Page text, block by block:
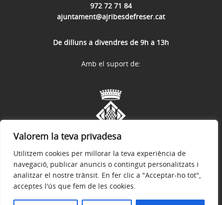
Valorem la teva privadesa
Utilitzem cookies per millorar la teva experiència de
navegació, publicar anuncis o contingut personalitzats i
analitzar el nostre trànsit. En fer clic a "Acceptar-ho tot",
acceptes l'ús que fem de les cookies.
972 72 71 84
ajuntament@ajribesdefreser.cat
De dilluns a divendres de 9h a 13h
Avís legal Política de privacitat
Amb el suport de: